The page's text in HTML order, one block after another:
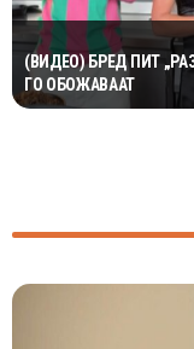
(ВИДЕО) БРЕД ПИТ
ГО ОБОЖАВААТ